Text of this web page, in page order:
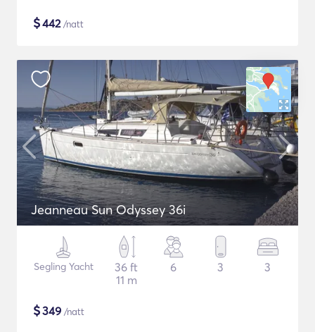
$442/natt
Jeanneau Sun Odyssey 36i
Segling Yacht
36 ft
11 m
6 3 3
$349 /natt